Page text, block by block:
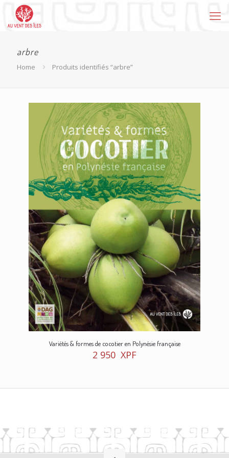
arbre
Home Produits identifiés “arbre”
Variétés & formes de cocotier en Polynésie française
2 950 XPF